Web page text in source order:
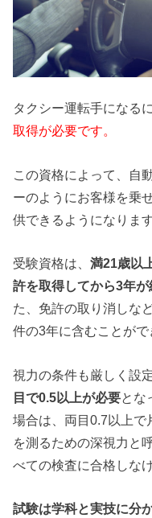
タクシー運転手になる
取得が必要です。
この資格によって、自
ーのようにお客様を乗
供できるようになります
受験資格は、満21歳以
許を取得してから3年が
た、免許の取り消しな
件の3年に含むことがで
視力の条件も厳しく設
目で0.5以上が必要とな
場合は、両目0.7以上
を測るための深視力と
べての検査に合格しな
試験は学科と実技に分